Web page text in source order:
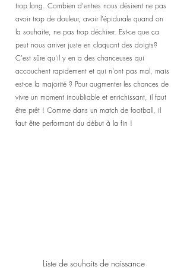
trop long. Combien d'entres nous désirent ne pas
avoir trop de douleur, avoir l'épidurale quand on
la souhaite, ne pas trop déchirer. Est-ce que ça
peut nous arriver juste en claquant des doigts?
C'est sûre qu'il y en a des chanceuses qui
accouchent rapidement et qui n'ont pas mal, mais
est-ce la majorité ? Pour augmenter les chances de
vivre un moment inoubliable et enrichissant, il faut
être prêt ! Comme dans un match de football, il
faut être performant du début à la fin !
Liste de souhaits de naissance